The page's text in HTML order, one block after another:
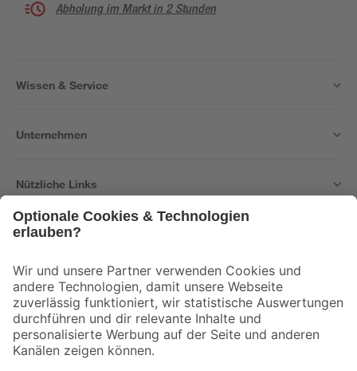
Abholung im Markt in 2 Stunden
Wissen & Service
Unternehmen
Nützliche Links
Der toom Newsletter: Keine Angebote und Aktionen mehr verpassen!
Zur Newsletter Anmeldung
Folge uns